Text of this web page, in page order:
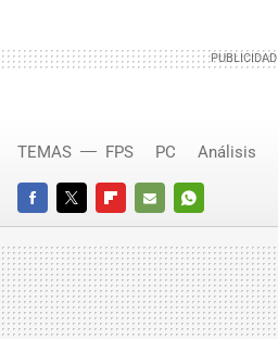
FACEBOOKTWITTERFLIPBOARD
E-
MAIL
WHATSAPP
TEMAS FPS PC Análisis